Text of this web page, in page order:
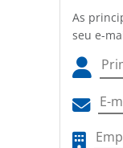
As
seu e-